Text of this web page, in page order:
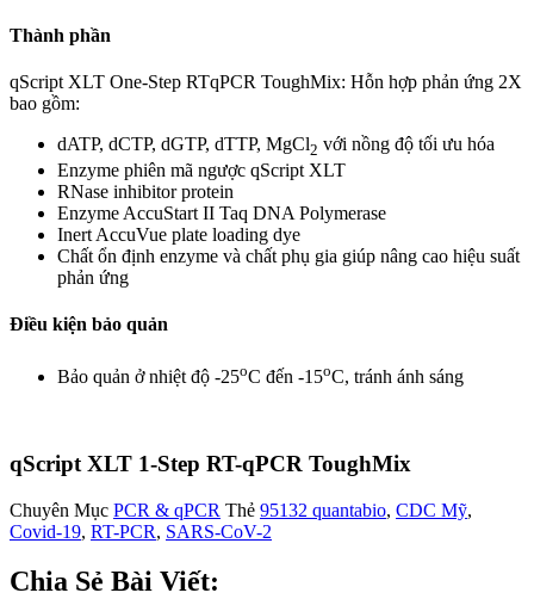
Thành phần
qScript XLT One-Step RTqPCR ToughMix: Hỗn hợp phản ứng 2X
bao gồm:
dATP, dCTP, dGTP, dTTP, MgCl2 với nồng độ tối ưu hóa
Enzyme phiên mã ngược qScript XLT
RNase inhibitor protein
Enzyme AccuStart II Taq DNA Polymerase
Inert AccuVue plate loading dye
Chất ổn định enzyme và chất phụ gia giúp nâng cao hiệu suất
phản ứng
Điều kiện bảo quản
Bảo quản ở nhiệt độ -25oC đến -15oC, tránh ánh sáng
qScript XLT 1-Step RT-qPCR ToughMix
Chuyên Mục PCR & qPCR Thẻ 95132 quantabio, CDC Mỹ,
Covid-19, RT-PCR, SARS-CoV-2
Chia Sẻ Bài Viết: